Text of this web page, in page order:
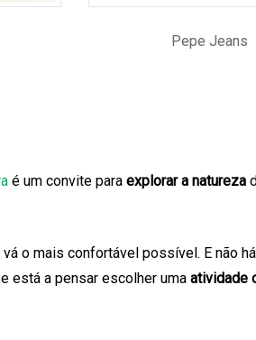
Pepe Jeans
é um convite para explorar a natureza
o mais confortável possível. E não
está a pensar escolher uma atividade